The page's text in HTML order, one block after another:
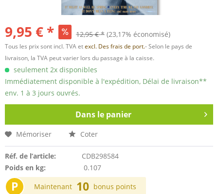
9,95 € * 12,95 € * (23,17% économisé)
Tous les prix sont incl. TVA etexcl. Des frais de port.- Selon le pays de
livraison, la TVA peut varier lors du passage à la caisse.
seulement 2x disponibles
Immédiatement disponible à l'expédition, Délai de livraison**
env. 1 à 3 jours ouvrés.
Dans le panier
Mémoriser Coter
Réf. de l’article:
CDB298584
Poids en kg:
0.107
P Maintenant 10 bonus points